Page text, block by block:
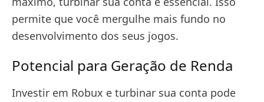
permite que você mergulhe mais fundo no
desenvolvimento dos seus jogos.
Potencial para Geração de Renda
Investir em Robux e turbinar sua conta pode